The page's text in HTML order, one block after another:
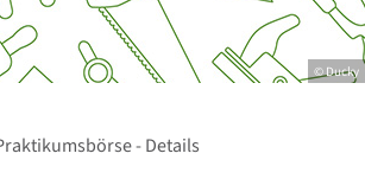
© Ducky
- Details